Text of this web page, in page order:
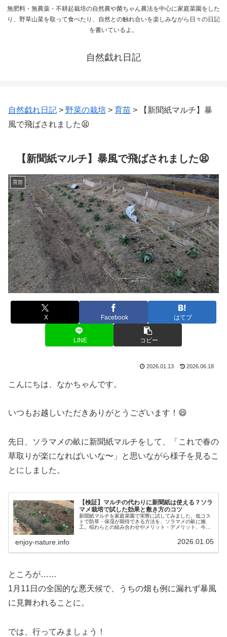
無肥料・無農薬・不耕起栽培の自然農や菌ちゃん農法を中心に家庭菜園をした
り、野草山菜を取って食べたり、自然との触れ合いを楽しみながら日々の日記
を書いているよ。
自然戯れ日記
自然戯れ日記 > 野菜の栽培 > 育苗 >
【新聞紙マルチ】暴
風で飛ばされました😫
【新聞紙マルチ】暴風で飛ばされました😫
育苗
X Facebook はてブ
LINE コピー
2026.01.13 2026.06.18
こんにちは、なかちゃんです。
いつもお越しいただきありがとうございます！😄
先日、ソラマメの畝に新聞紙マルチをして、「これで春の
草取りが楽になればいいな〜」と思いながら様子を見るこ
とにしました。
【検証】マルチの代わりに新聞紙は使える？ソラ
マメ栽培で試した効果と敷き方のコツ
新聞紙マルチを家庭菜園で実際に試してみました。低コス
トで防草・保湿が期待できる方法を、ソラマメの畝に施
工。稲わらとの組み合わせやメリット・デメリット、今後
enjoy-nature.info 2026.01.05
ところが……
1月11日の全国的な悪天候で、うちの畑も例に漏れず暴風
に見舞われることに。
では、行ってみましょう！